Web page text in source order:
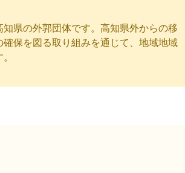
県の外郭団体です。高知県外からの移
保を図る取り組みを通じて、地域地域